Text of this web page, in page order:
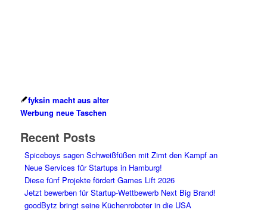
fyksin macht aus alter
Werbung neue Taschen
Recent Posts
Spiceboys sagen Schweißfüßen mit Zimt den Kampf an
Neue Services für Startups in Hamburg!
Diese fünf Projekte fördert Games Lift 2026
Jetzt bewerben für Startup-Wettbewerb Next Big Brand!
goodBytz bringt seine Küchenroboter in die USA